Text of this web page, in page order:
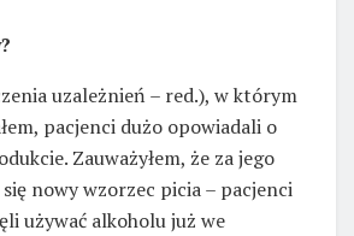
uzależnień – red.), w którym
pacjenci dużo opowiadali o
Zauważyłem, że za jego
nowy wzorzec picia – pacjenci
używać alkoholu już we